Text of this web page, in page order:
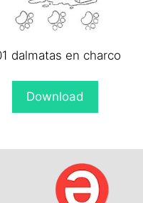
dalmatas en charco
Download